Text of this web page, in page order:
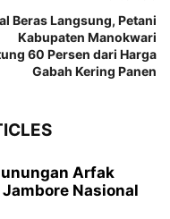
Beras Langsung, Petani
Kabupaten Manokwari
60 Persen dari Harga
Gabah Kering Panen
Arfak
Nasional